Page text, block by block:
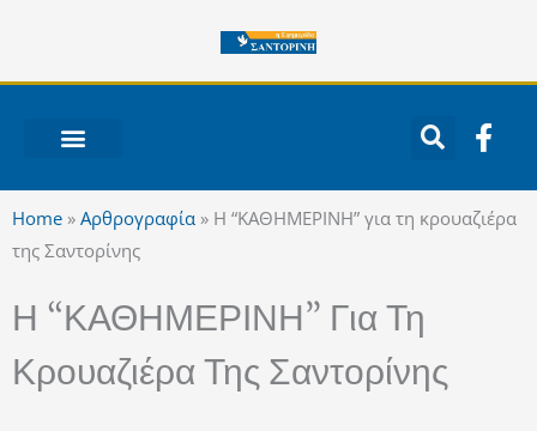
περιεχόμενο
F
a
e
b
Home » Αρθρογραφία » Η “ΚΑΘΗΜΕΡΙΝΗ” για τη κρουαζιέρα
της Σαντορίνης
Η “ΚΑΘΗΜΕΡΙΝΗ” Για Τη
Κρουαζιέρα Της Σαντορίνης